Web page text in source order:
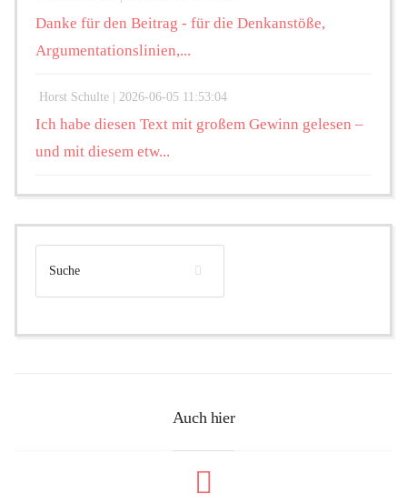
Danke für den Beitrag - für die Denkanstöße,
Argumentationslinien,...
Horst Schulte | 2026-06-05 11:53:04
Ich habe diesen Text mit großem Gewinn gelesen –
und mit diesem etw...
Auch hier